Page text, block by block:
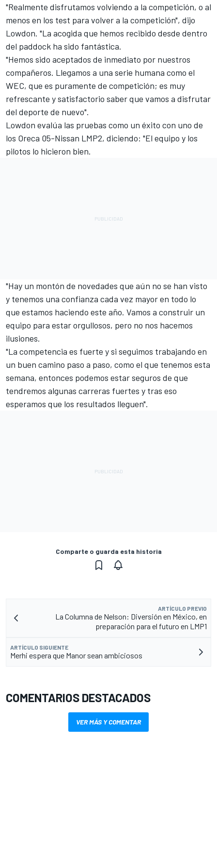
"Realmente disfrutamos volviendo a la competición, o al
menos en los test para volver a la competición", dijo
Lowdon. "La acogida que hemos recibido desde dentro
del paddock ha sido fantástica.
"Hemos sido aceptados de inmediato por nuestros
compañeros. Llegamos a una serie humana como el
WEC, que es puramente de competición; es muy
refrescante y satisfactorio saber que vamos a disfrutar
del deporte de nuevo".
Lowdon evalúa las pruebas como un éxito con uno de
los Oreca 05-Nissan LMP2, diciendo: "El equipo y los
pilotos lo hicieron bien.
"Hay un montón de novedades que aún no se han visto
y tenemos una confianza cada vez mayor en todo lo
que estamos haciendo este año. Vamos a construir un
equipo para estar orgullosos, pero no nos hacemos
ilusiones.
"La competencia es fuerte y si seguimos trabajando en
un buen camino paso a paso, como el que tenemos esta
semana, entonces podemos estar seguros de que
tendremos algunas carreras fuertes y tras eso
esperamos que los resultados lleguen".
Comparte o guarda esta historia
ARTÍCULO PREVIO
La Columna de Nelson: Diversión en México, en
preparación para el futuro en LMP1
ARTÍCULO SIGUIENTE
Merhi espera que Manor sean ambiciosos
COMENTARIOS DESTACADOS
VER MÁS Y COMENTAR